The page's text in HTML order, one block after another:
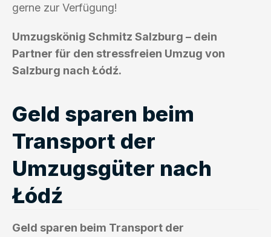
gerne zur Verfügung!
Umzugskönig Schmitz Salzburg – dein
Partner für den stressfreien Umzug von
Salzburg nach Łódź.
Geld sparen beim
Transport der
Umzugsgüter nach
Łódź
Geld sparen beim Transport der